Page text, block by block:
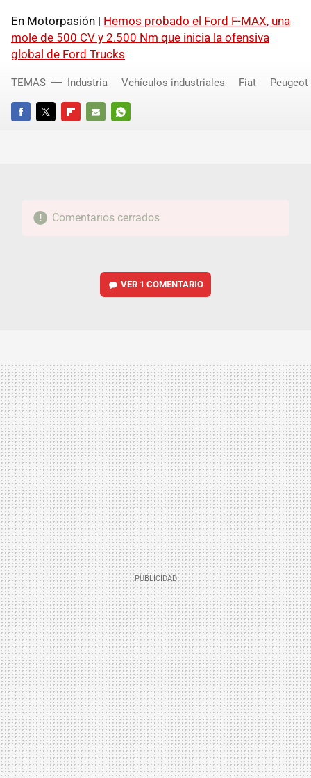
En Motorpasión | Hemos probado el Ford F-MAX, una
mole de 500 CV y 2.500 Nm que inicia la ofensiva
global de Ford Trucks
FACEBOOKTWITTERFLIPBOARD
E-
WHATSAPP
TEMAS Industria Vehículos industriales Fiat Peugeot
Comentarios cerrados
VER 1 COMENTARIO